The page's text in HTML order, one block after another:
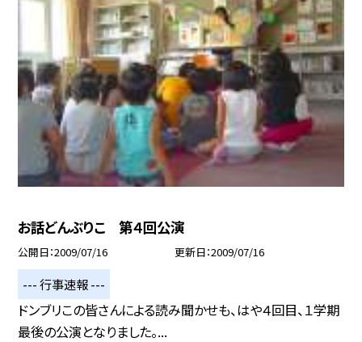
お話どんぶりこ 第４回公演
公開日 2009/07/16 更新日 2009/07/16
--- 行事速報 ---
ドンブリこの皆さんによる読み聞かせも、はや４回目、１学期
最後の公演となりました。...